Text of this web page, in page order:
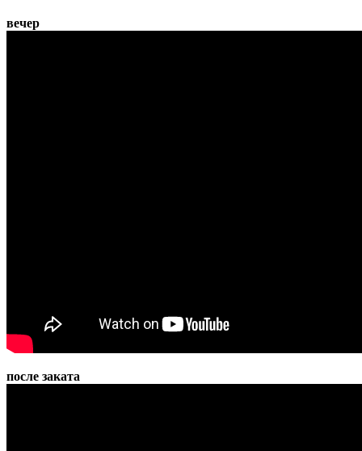
вечер
после заката